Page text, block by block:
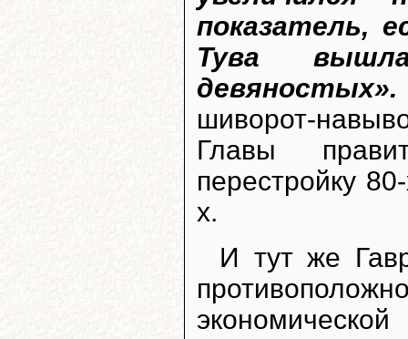
показатель,
Тува
девяностых».
шиворот-
Главы
перестройку
х.
И тут же